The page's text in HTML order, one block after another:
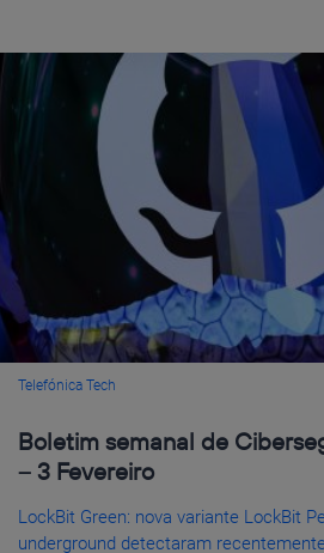
Telefónica Tech
Boletim semanal de
– 3 Fevereiro
LockBit Green: nova variante LockBit
underground detectaram